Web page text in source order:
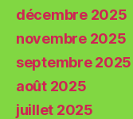
décembre 2025
novembre 2025
septembre 2025
août 2025
juillet 2025